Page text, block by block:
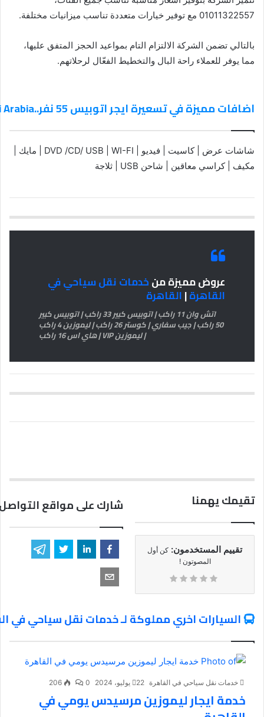
01011322557 مع توفير خيارات متعددة تناسب ميزانيات مختلفة.
بالتالي تضمن الشركة الالتزام التام بمواعيد الحجز المتفق عليها،
مما يوفر للعملاء راحة البال والتخطيط الفعّال لرحلاتهم.
اضافات مميزة في تسعيرة ايجر اتوبيس 55 نفر..Saudi Arabia
شاشات عرض | كاسيت | فيديو | DVD /CD/ USB | WI-FI | مايك |
مكيف | كراسي معاقين | شاحن USB | ثلاجة
عروض مميزة منخدمات نقل سياحي في
القاهرة|القاهرة
اتش وان 11 راكب | اتوبيس كبير 33 راكب | اتوبيس كبير
50 راكب | جيب سفاري | كوستر 26 راكب | ليموزين 4 راكب
| ليموزين VIP | هاي اس 16 راكب
تقيمك يهمنا
تقييم المستخدمون: كن أول
المصوتون !
شارك على مواقع
السيارات اخري مملوكة لـ خدمات نقل سياحي في
خدمات نقل سياحي في القاهرة 22 يوليو، 2024 0
206
خدمة ايجار ليموزين مرسيدس يومي في